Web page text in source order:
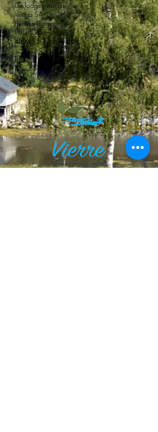
De lodges van de Vierre
Verica SARL
Rue de longwy 74
L-8080 Bertrange
BE0455.163.788
BE463630 8705 7136
BIC: BBRUBEBB